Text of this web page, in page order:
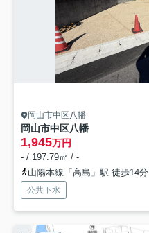
岡山市中区八幡
岡山市中区八幡
1,945万円
- / 197.79㎡ / -
山陽本線「高島」駅 徒歩14分
公共下水